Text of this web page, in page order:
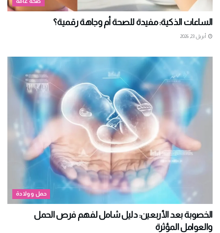
الساعات الذكية: مفيدة للصحة أم وجاهة رقمية؟
أبريل 23, 2026
حمل وولادة
الخصوبة بعد الأربعين: دليل شامل لفهم فرص الحمل
والعوامل المؤثرة